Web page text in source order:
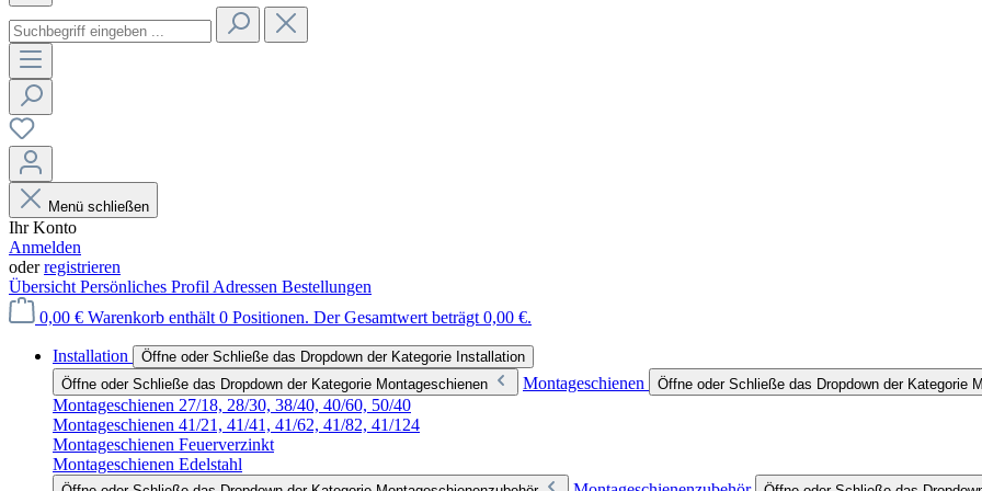
Menü schließen
Ihr Konto
Anmelden
oderregistrieren
Übersicht Persönliches Profil Adressen Bestellungen
0,00 € Warenkorb enthält 0 Positionen. Der Gesamtwert beträgt 0,00 €.
Installation
Öffne oder Schließe das Dropdown der Kategorie Installation
Öffne oder Schließe das Dropdown der Kategorie Montageschienen
Montageschienen Öffne oder Schließe das Dropdown der Kategorie
Montageschienen 27/18, 28/30, 38/40, 40/60, 50/40
Montageschienen 41/21, 41/41, 41/62, 41/82, 41/124
Montageschienen Feuerverzinkt
Montageschienen Edelstahl